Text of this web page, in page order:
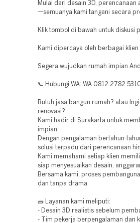
Mulai dari desain 3D,
—semuanya kami tangani secara
Klik tombol di bawah untuk diskusi
Kami dipercaya oleh berbagai klien
Segera wujudkan rumah impian
📞 Hubungi WA: WA 0812 2782
Butuh jasa bangun rumah? atau
renovasi?
Kami hadir di Surakarta untuk
impian.
Dengan pengalaman bertahun-
solusi terpadu dari perencanaan
Kami memahami setiap klien
siap menyesuaikan desain,
Bersama kami, proses
dan tanpa drama.
🧱 Layanan kami meliputi:
- Desain 3D realistis sebelum
- Tim pekerja berpengalaman dan